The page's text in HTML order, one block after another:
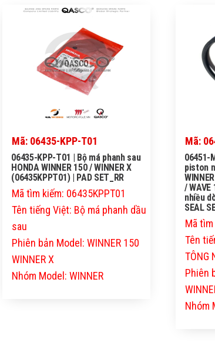
QASCO
Mã: 06435-KPP-T01
06435-KPP-T01 | Bộ má phanh sau
HONDA WINNER 150 / WINNER X
(06435KPPT01) | PAD SET_RR
Mã tìm kiếm: 06435KPPT01
Tên tiếng Việt: Bộ má phanh dầu
sau
Phiên bản Model: WINNER 150
WINNER X
Nhóm Model: WINNER
Mã:
06451-
piston
/ WAVE
nhiều
SEAL
Mã
Tên
TÔNG
Phiên
Nhóm